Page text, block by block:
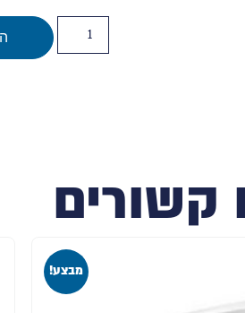
קשורים
מבצע!